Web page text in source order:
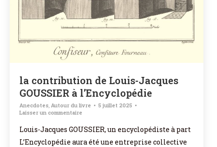
la contribution de Louis-Jacques
GOUSSIER à l’Encyclopédie
Anecdotes, Autour du livre
5 juillet 2025
Laisser un commentaire
Louis-Jacques GOUSSIER, un encyclopédiste à part
L’Encyclopédie aura été une entreprise collective